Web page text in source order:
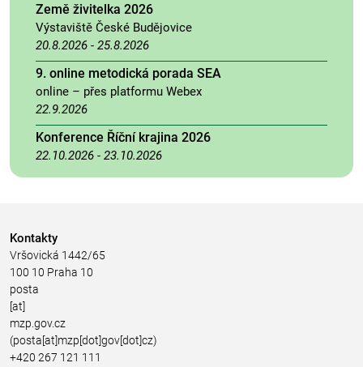
Země živitelka 2026
Výstaviště České Budějovice
20.8.2026 - 25.8.2026
9. online metodická porada SEA
online – přes platformu Webex
22.9.2026
Konference Říční krajina 2026
22.10.2026 - 23.10.2026
Kontakty
Vršovická 1442/65
100 10 Praha 10
posta
[at]
mzp.gov.cz
(posta[at]mzp[dot]gov[dot]cz)
+420 267 121 111